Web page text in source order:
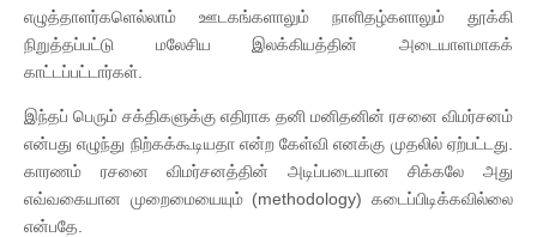
எழுத்தாளர்களெல்லாம் ஊடகங்களாலும் நாளிதழ்களாலும் தூக்கி
நிறுத்தப்பட்டு மலேசிய இலக்கியத்தின் அடையாளமாகக்
காட்டப்பட்டார்கள்.
இந்தப் பெரும் சக்திகளுக்கு எதிராக தனி மனிதனின் ரசனை விமர்சனம்
என்பது எழுந்து நிற்கக்கூடியதா என்ற கேள்வி எனக்கு முதலில் ஏற்பட்டது.
காரணம் ரசனை விமர்சனத்தின் அடிப்படையான சிக்கலே அது
எவ்வகையான முறைமையையும் (methodology) கடைப்பிடிக்கவில்லை
என்பதே.